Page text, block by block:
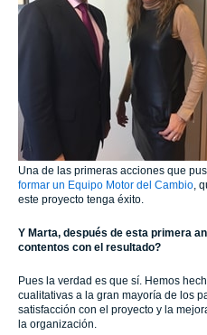
Una de las primeras acciones que
formar un Equipo Motor del Cambio,
este proyecto tenga éxito.
Y Marta, después de esta primera
contentos con el resultado?
Pues la verdad es que sí. Hemos
cualitativas a la gran mayoría de los
satisfacción con el proyecto y la
la organización.